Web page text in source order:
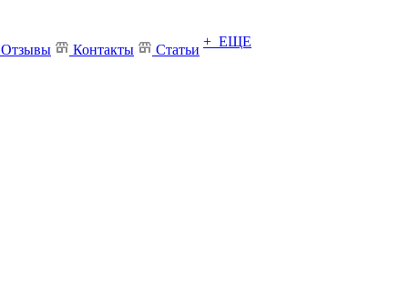
Отзывы Контакты Статьи
+ ЕЩЕ